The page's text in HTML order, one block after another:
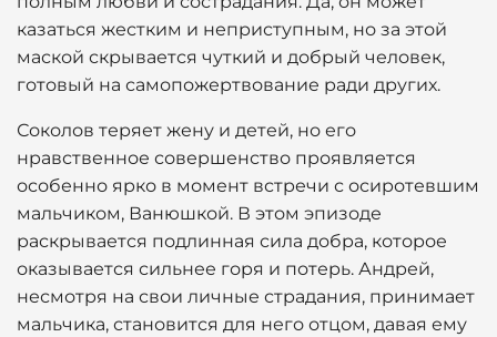
казаться жестким и неприступным, но за этой
маской скрывается чуткий и добрый человек,
готовый на самопожертвование ради других.
Соколов теряет жену и детей, но его
нравственное совершенство проявляется
особенно ярко в момент встречи с осиротевшим
мальчиком, Ванюшкой. В этом эпизоде
раскрывается подлинная сила добра, которое
оказывается сильнее горя и потерь. Андрей,
несмотря на свои личные страдания, принимает
мальчика, становится для него отцом, давая ему